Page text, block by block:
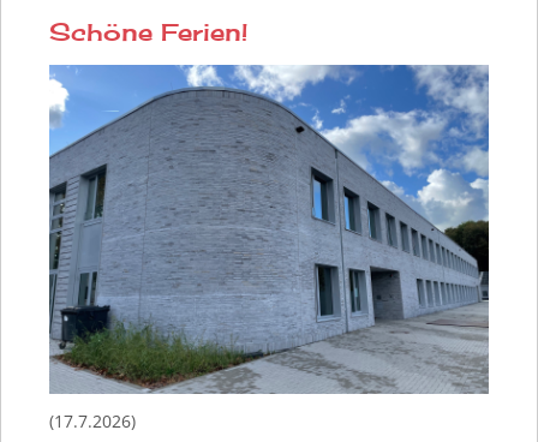
Schöne Ferien!
(17.7.2026)